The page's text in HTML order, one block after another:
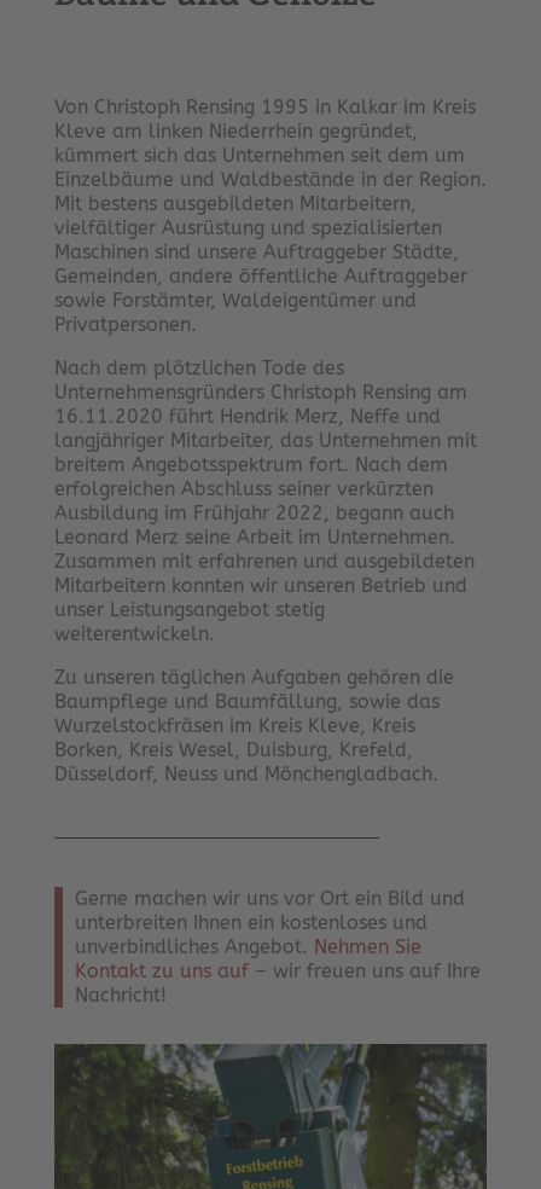
Von Christoph Rensing 1995 in Kalkar im Kreis
Kleve am linken Niederrhein gegründet,
kümmert sich das Unternehmen seit dem um
Einzelbäume und Waldbestände in der Region.
Mit bestens ausgebildeten Mitarbeitern,
vielfältiger Ausrüstung und spezialisierten
Maschinen sind unsere Auftraggeber Städte,
Gemeinden, andere öffentliche Auftraggeber
sowie Forstämter, Waldeigentümer und
Privatpersonen.
Nach dem plötzlichen Tode des
Unternehmensgründers Christoph Rensing am
16.11.2020 führt Hendrik Merz, Neffe und
langjähriger Mitarbeiter, das Unternehmen mit
breitem Angebotsspektrum fort. Nach dem
erfolgreichen Abschluss seiner verkürzten
Ausbildung im Frühjahr 2022, begann auch
Leonard Merz seine Arbeit im Unternehmen.
Zusammen mit erfahrenen und ausgebildeten
Mitarbeitern konnten wir unseren Betrieb und
unser Leistungsangebot stetig
weiterentwickeln.
Zu unseren täglichen Aufgaben gehören die
Baumpflege und Baumfällung, sowie das
Wurzelstockfräsen im Kreis Kleve, Kreis
Borken, Kreis Wesel, Duisburg, Krefeld,
Düsseldorf, Neuss und Mönchengladbach.
Gerne machen wir uns vor Ort ein Bild und
unterbreiten Ihnen ein kostenloses und
unverbindliches Angebot. Nehmen Sie
Kontakt zu uns auf– wir freuen uns auf Ihre
Nachricht!